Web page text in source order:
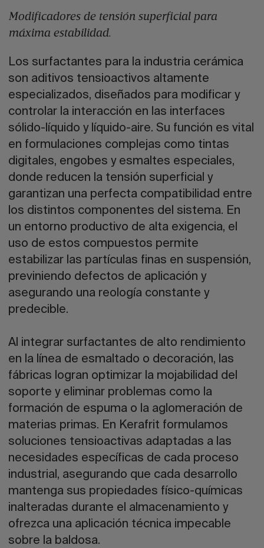
Modificadores de tensión superficial para
máxima estabilidad.
Los surfactantes para la industria cerámica
son aditivos tensioactivos altamente
especializados, diseñados para modificar y
controlar la interacción en las interfaces
sólido-líquido y líquido-aire. Su función es vital
en formulaciones complejas como tintas
digitales, engobes y esmaltes especiales,
donde reducen la tensión superficial y
garantizan una perfecta compatibilidad entre
los distintos componentes del sistema. En
un entorno productivo de alta exigencia, el
uso de estos compuestos permite
estabilizar las partículas finas en suspensión,
previniendo defectos de aplicación y
asegurando una reología constante y
predecible.
Al integrar surfactantes de alto rendimiento
en la línea de esmaltado o decoración, las
fábricas logran optimizar la mojabilidad del
soporte y eliminar problemas como la
formación de espuma o la aglomeración de
materias primas. En Kerafrit formulamos
soluciones tensioactivas adaptadas a las
necesidades específicas de cada proceso
industrial, asegurando que cada desarrollo
mantenga sus propiedades físico-químicas
inalteradas durante el almacenamiento y
ofrezca una aplicación técnica impecable
sobre la baldosa.